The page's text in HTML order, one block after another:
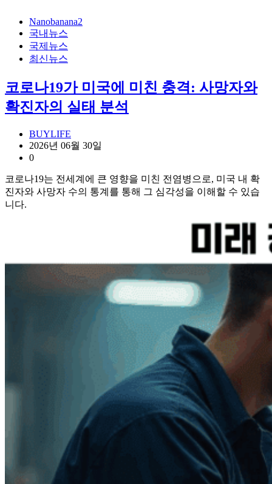
Nanobanana2
국내뉴스
국제뉴스
최신뉴스
코로나19가 미국에 미친 충격: 사망자와
확진자의 실태 분석
BUYLIFE
2026년 06월 30일
0
코로나19는 전세계에 큰 영향을 미친 전염병으로, 미국 내 확
진자와 사망자 수의 통계를 통해 그 심각성을 이해할 수 있습
니다.